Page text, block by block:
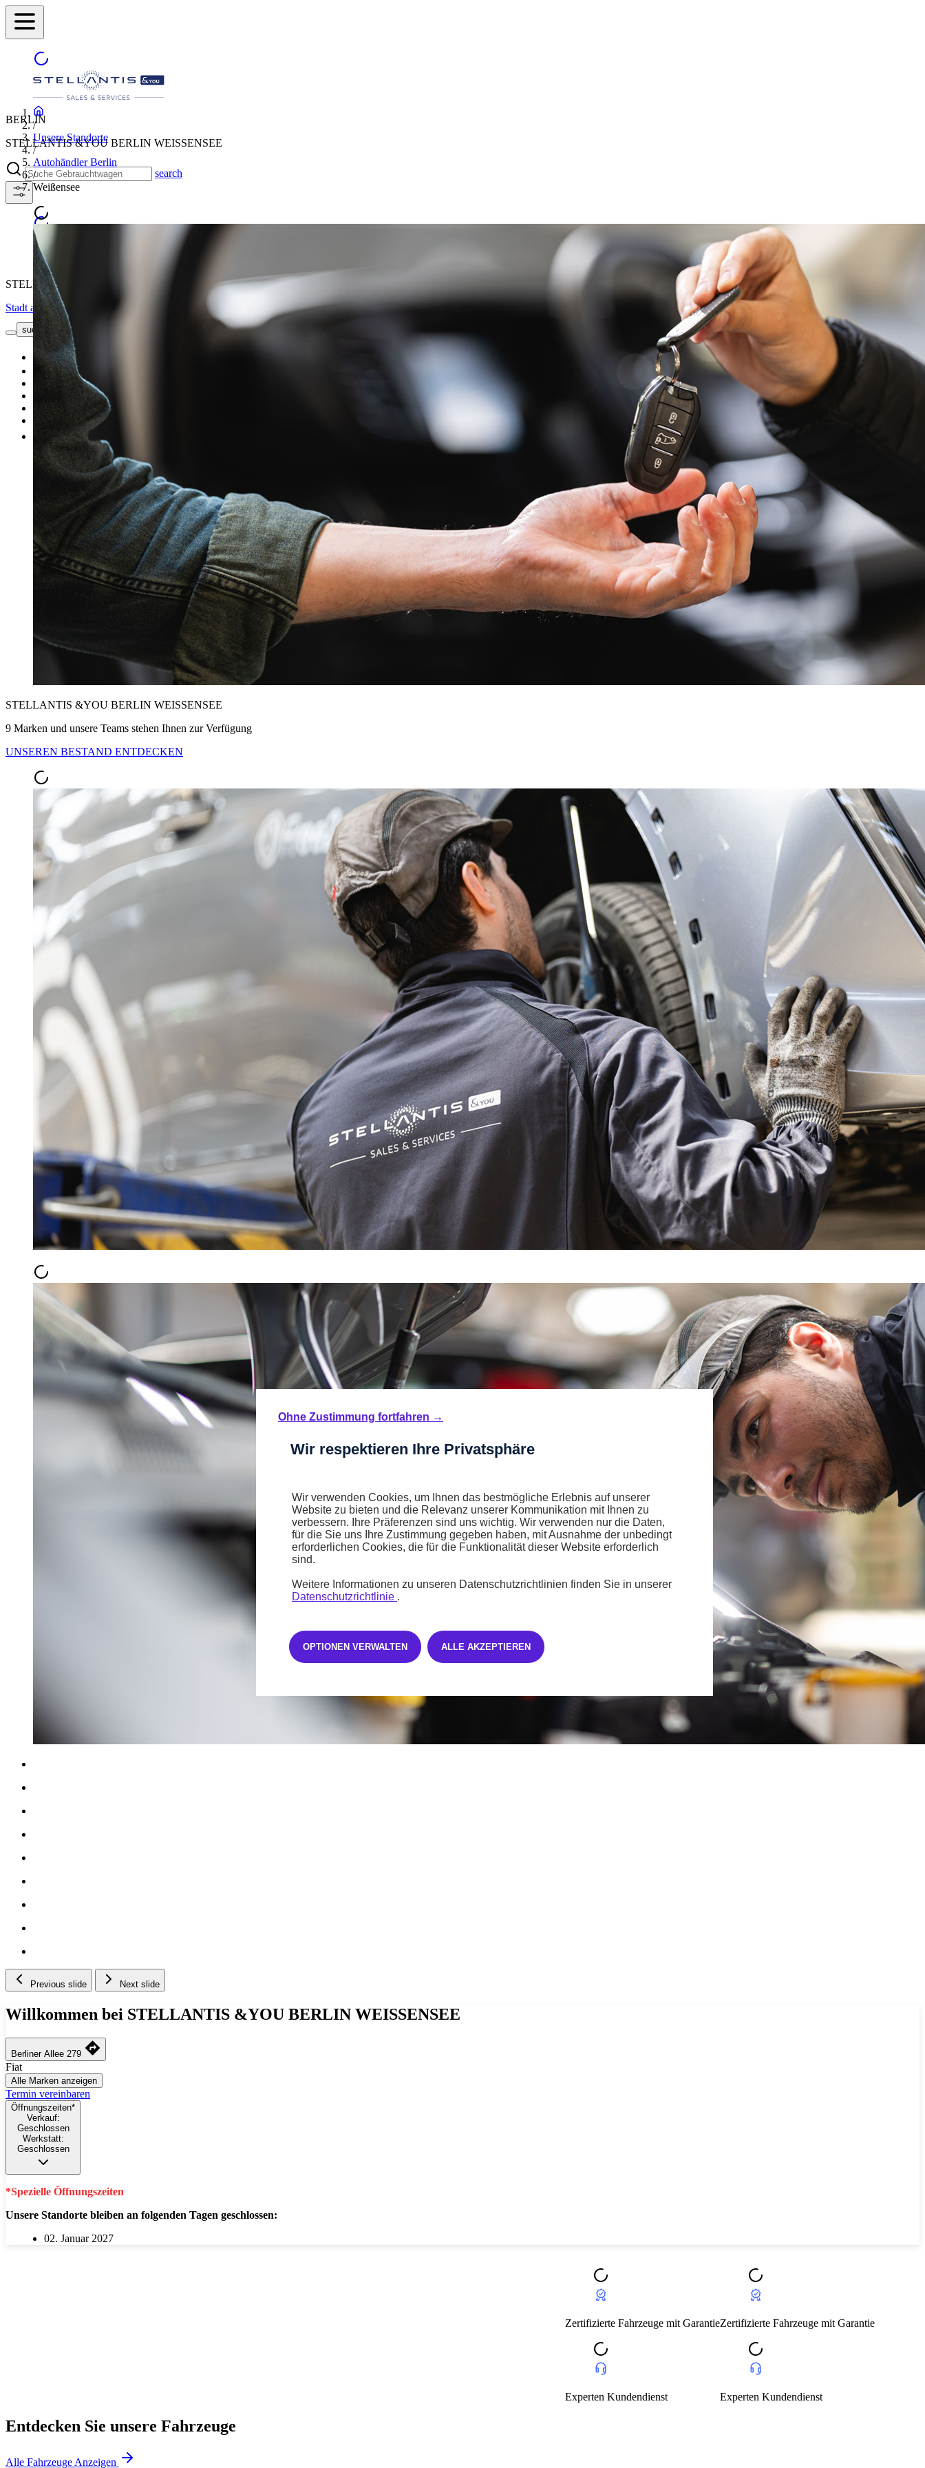
BERLIN
STELLANTIS &YOU BERLIN WEISSENSEE
search
STELLANTIS &YOU BERLIN WEISSENSEE
Stadt auswählen
suche button - icon
Neuwagen
Top Angebote
Unsere Marken
Fahrzeug verkaufen
Mehr
/
Unsere Standorte
/
Autohändler Berlin
/
Weißensee
STELLANTIS &YOU BERLIN WEISSENSEE
9 Marken und unsere Teams stehen Ihnen zur Verfügung
UNSEREN BESTAND ENTDECKEN
Previous slide Next slide
Willkommen bei STELLANTIS &YOU BERLIN WEISSENSEE
Berliner Allee 279
Fiat
Alle Marken anzeigen
Termin vereinbaren
Öffnungszeiten*
Verkauf:
Geschlossen
Werkstatt:
Geschlossen
*Spezielle Öffnungszeiten
Unsere Standorte bleiben an folgenden Tagen geschlossen:
02. Januar 2027
Zertifizierte Fahrzeuge mit GarantieZertifizierte Fahrzeuge mit Garantie
Experten Kundendienst
Entdecken Sie unsere Fahrzeuge
Alle Fahrzeuge Anzeigen
Ohne Zustimmung fortfahren →
Wir respektieren Ihre Privatsphäre
Wir verwenden Cookies, um Ihnen das bestmögliche Erlebnis auf unserer
Website zu bieten und die Relevanz unserer Kommunikation mit Ihnen zu
verbessern. Ihre Präferenzen sind uns wichtig. Wir verwenden nur die Daten,
für die Sie uns Ihre Zustimmung gegeben haben, mit Ausnahme der unbedingt
erforderlichen Cookies, die für die Funktionalität dieser Website erforderlich
sind.
Weitere Informationen zu unseren Datenschutzrichtlinien finden Sie in unserer
Datenschutzrichtlinie .
OPTIONEN VERWALTEN ALLE AKZEPTIEREN